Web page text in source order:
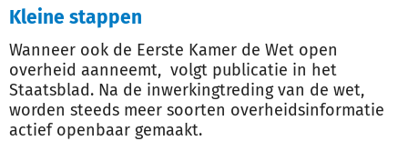
Kleine stappen
Wanneer ook de Eerste Kamer de Wet open
overheid aanneemt, volgt publicatie in het
Staatsblad. Na de inwerkingtreding van de wet,
worden steeds meer soorten overheidsinformatie
actief openbaar gemaakt.